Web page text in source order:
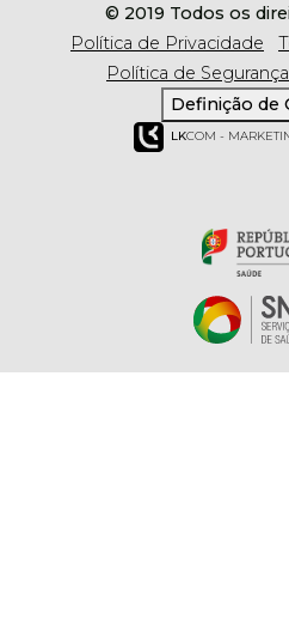
© 2019 Todos os
Política de Privacidade
Política de
Definição de
LKCOM -